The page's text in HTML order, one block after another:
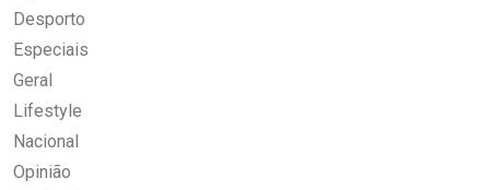
Desporto
Especiais
Geral
Lifestyle
Nacional
Opinião